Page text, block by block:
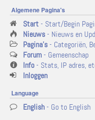
Algemene Pagina's
Start- Start/Begin
Nieuws- Nieuws en
Pagina's- Categoriën,
Forum- Gemeenschap
Info- Stats, IP adres,
Inloggen
Language
English- Go to English